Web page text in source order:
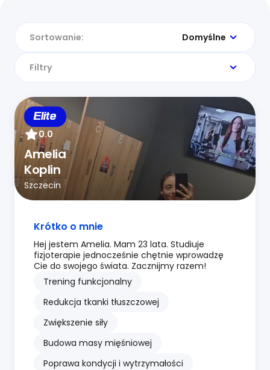
Sortowanie: Domyślne
Filtry
Elite
0.0
Amelia
Koplin
Szczecin
Krótko o mnie
Hej jestem Amelia. Mam 23 lata. Studiuje
fizjoterapie jednocześnie chętnie wprowadzę
Cie do swojego świata. Zacznijmy razem!
Trening funkcjonalny
Redukcja tkanki tłuszczowej
Zwiększenie siły
Budowa masy mięśniowej
Poprawa kondycji i wytrzymałości